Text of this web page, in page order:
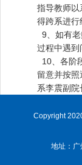
指导教师以
得跨系进行
9、如有
过程中遇到
10、各阶
留意并按
系李震副院
Copyright
地址：